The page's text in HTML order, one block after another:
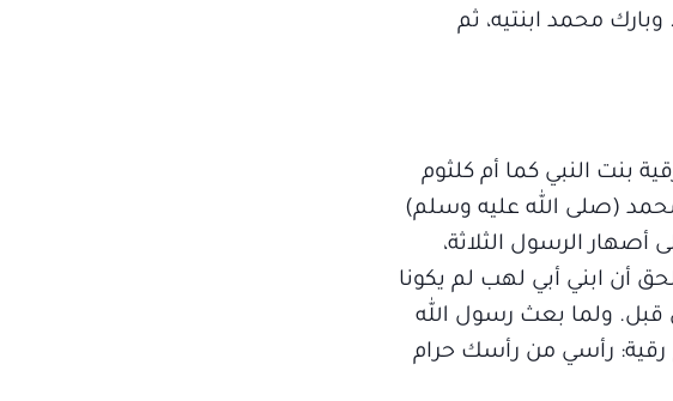
محمد ابنتيه، ثم
بنت النبي كما أم كلثوم
(صلى الله عليه وسلم)
الرسول الثلاثة،
أن ابني أبي لهب لم يكونا
ولما بعث رسول الله
رقية: رأسي من رأسك حرام